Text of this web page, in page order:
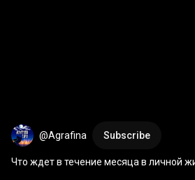
@Agrafina Subscribe
Что ждет в течение месяца в личной